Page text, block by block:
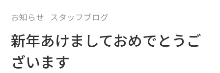
お知らせ スタッフブログ
新年あけましておめでとうご
ざいます